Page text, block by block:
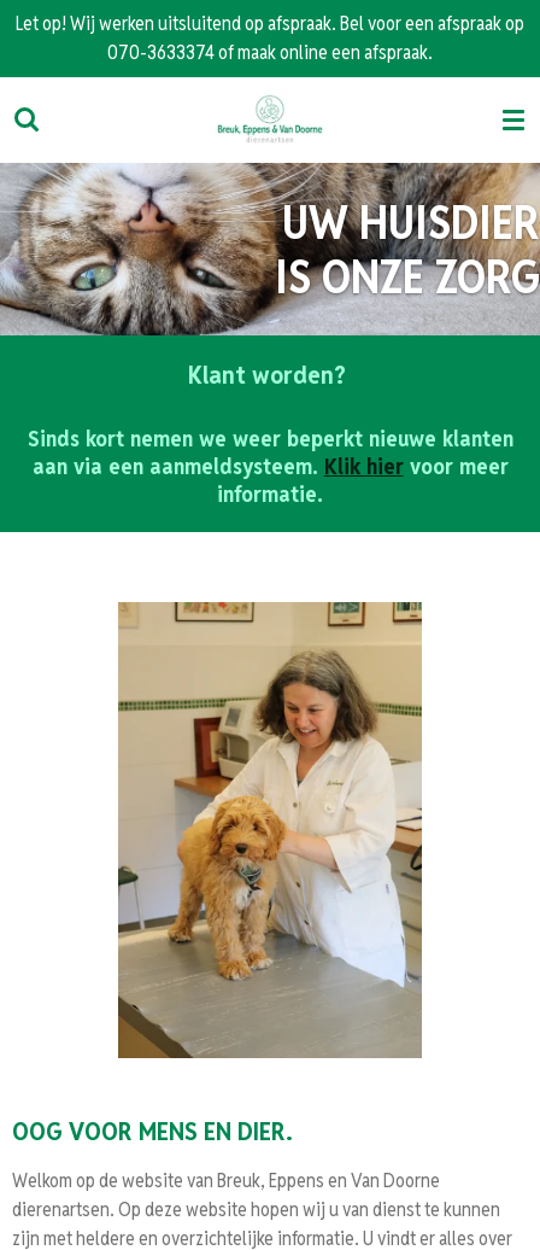
Ga
naar
de
Let op! Wij werken uitsluitend op afspraak. Bel voor een afspraak op
070-3633374 of maak online een afspraak.
UW HUISDIER
IS ONZE ZORG
Klant worden?
Sinds kort nemen we weer beperkt nieuwe klanten
aan via een aanmeldsysteem. Klik hiervoor meer
informatie.
OOG VOOR MENS EN DIER.
Welkom op de website van Breuk, Eppens en Van Doorne
dierenartsen. Op deze website hopen wij u van dienst te kunnen
zijn met heldere en overzichtelijke informatie. U vindt er alles over